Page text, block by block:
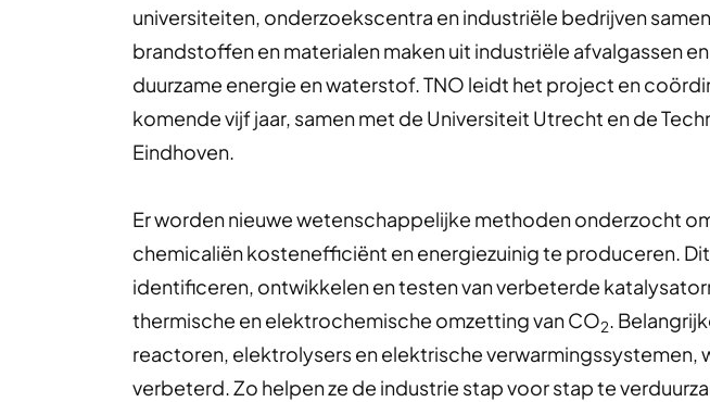
universiteiten, onderzoekscentra en industriële bedrijven
brandstoffen en materialen maken uit industriële afvalgassen
duurzame energie en waterstof. TNO leidt het project en
komende vijf jaar, samen met de Universiteit Utrecht en de
Eindhoven.
Er worden nieuwe wetenschappelijke methoden onderzocht
chemicaliën kostenefficiënt en energiezuinig te produceren.
identificeren, ontwikkelen en testen van verbeterde
thermische en elektrochemische omzetting van CO2.
reactoren, elektrolysers en elektrische verwarmingssystemen,
verbeterd. Zo helpen ze de industrie stap voor stap te